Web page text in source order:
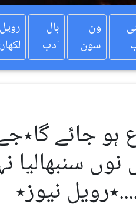
رویل
بال
ادب
ون
سون
سنبھالیا
نیوز٭